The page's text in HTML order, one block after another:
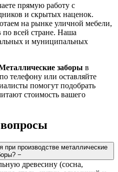
прямую работу с
и скрытых наценок.
на рынке уличной мебели,
по всей стране. Наша
и муниципальных
заборы в
телефону или оставляйте
помогут подобрать
стоимость вашего
при производстве металлические
−
древесину (сосна,